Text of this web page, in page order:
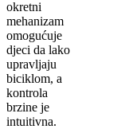
okretni
mehanizam
omogućuje
djeci da lako
upravljaju
biciklom, a
kontrola
brzine je
intuitivna.